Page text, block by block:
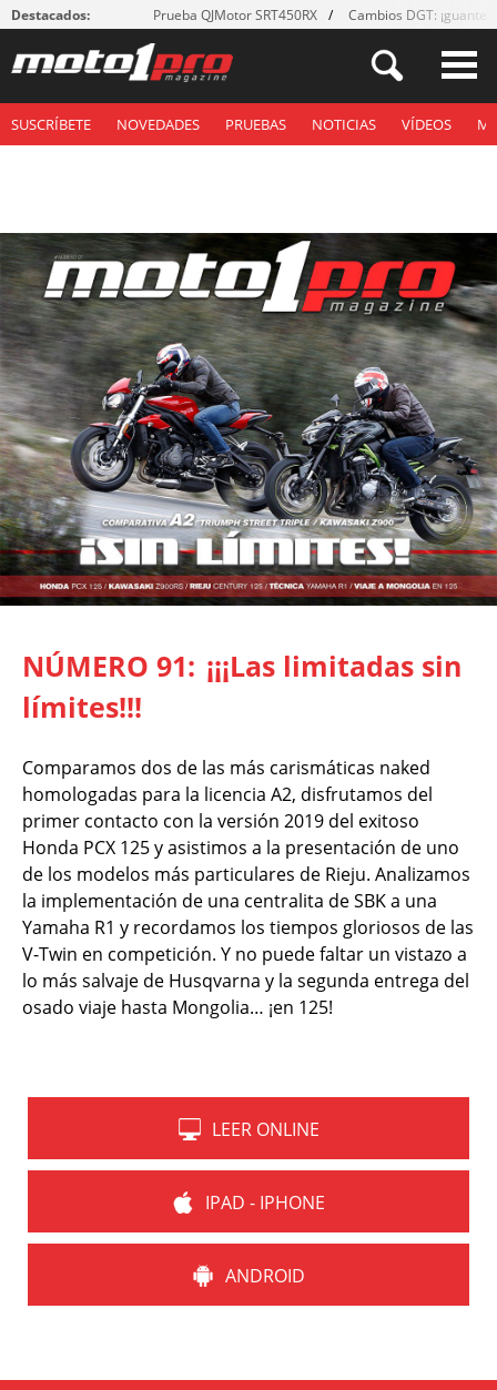
Destacados: Prueba QJMotor SRT450RX Cambios DGT: ¡guantes!
SUSCRÍBETE NOVEDADES PRUEBAS NOTICIAS VÍDEOS
NÚMERO 91: ¡¡¡Las limitadas sin
límites!!!
Comparamos dos de las más carismáticas naked
homologadas para la licencia A2, disfrutamos del
primer contacto con la versión 2019 del exitoso
Honda PCX 125 y asistimos a la presentación de uno
de los modelos más particulares de Rieju. Analizamos
la implementación de una centralita de SBK a una
Yamaha R1 y recordamos los tiempos gloriosos de las
V-Twin en competición. Y no puede faltar un vistazo a
lo más salvaje de Husqvarna y la segunda entrega del
osado viaje hasta Mongolia… ¡en 125!
LEER ONLINE
IPAD - IPHONE
ANDROID